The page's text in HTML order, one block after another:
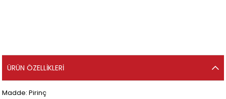
ÜRÜN ÖZELLIKLERI
Madde: Pirinç